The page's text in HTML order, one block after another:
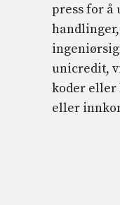
press for å
unicredit,
koder eller
eller